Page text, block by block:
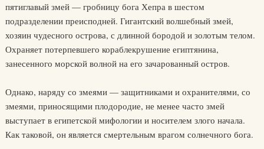
пятиглавый змей — гробницу бога Хепра в шестом
подразделении преисподней. Гигантский волшебный змей,
хозяин чудесного острова, с длинной бородой и золотым телом.
Охраняет потерпевшего кораблекрушение египтянина,
занесенного морской волной на его зачарованный остров.
Однако, наряду со змеями — защитниками и охранителями, со
змеями, приносящими плодородие, не менее часто змей
выступает в египетской мифологии и носителем злого начала.
Как таковой, он является смертельным врагом солнечного бога.